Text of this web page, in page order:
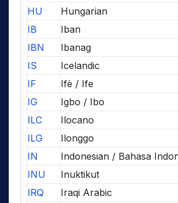
HU
Hungarian
IB
Iban
IBN
Ibanag
IS
Icelandic
IF
Ifè / Ife
IG
Igbo / Ibo
ILC
Ilocano
ILG
Ilonggo
IN
Indonesian / Bahasa
INU
Inuktikut
IRQ
Iraqi Arabic